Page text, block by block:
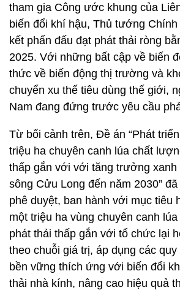
tham gia Công ước khung của
biến đổi khí hậu, Thủ tướng
kết phấn đấu đạt phát thải ròng
2025. Với những bất cập về biến
thức về biến động thị trường và
chuyển xu thế tiêu dùng thế giới,
Nam đang đứng trước yêu cầu
Từ bối cảnh trên, Đề án “Phát
triệu ha chuyên canh lúa chất
thấp gắn với với tăng trưởng xanh
sông Cửu Long đến năm 2030”
phê duyệt, ban hành với mục tiêu
một triệu ha vùng chuyên canh
phát thải thấp gắn với tổ chức lại
theo chuỗi giá trị, áp dụng các
bền vững thích ứng với biến đổi
thải nhà kính, nâng cao hiệu quả